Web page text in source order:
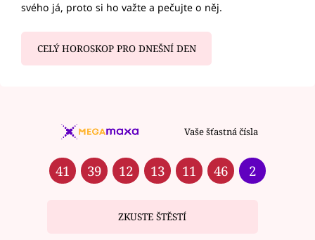
svého já, proto si ho važte a pečujte o něj.
CELÝ HOROSKOP PRO DNEŠNÍ DEN
Vaše šťastná čísla
41 39 12 13 11 46 2
ZKUSTE ŠTĚSTÍ